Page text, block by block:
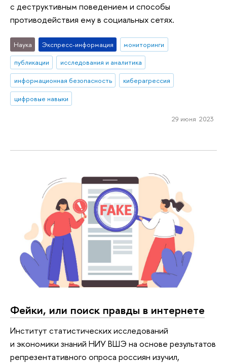
с деструктивным поведением и способы
противодействия ему в социальных сетях.
Наука Экспресс-информация
мониторинги
публикации
исследования и аналитика
информационная безопасность
киберагрессия
цифровые навыки
29 июня 2023
Фейки, или поиск правды в интернете
Институт статистических исследований
и экономики знаний НИУ ВШЭ на основе результатов
репрезентативного опроса россиян изучил,